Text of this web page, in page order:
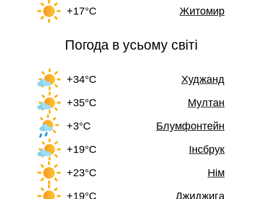
+17°C
Житомир
Погода в усьому світі
+34°C
Худжанд
+35°C
Мултан
+3°C
Блумфонтейн
+19°C
Інсбрук
+23°C
Нім
+19°C
Джиджига